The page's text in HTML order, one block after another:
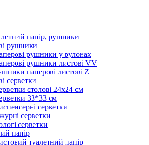
папір, рушники
рушники
рушники у рулонах
рушники листові VV
паперові листові Z
серветки
столові 24х24 см
33*33 см
серветки
серветки
серветки
папір
туалетний папір